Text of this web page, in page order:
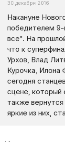
30 декабря 2016
Накануне
победителем 9-
все". На
что к
Урхов, Влад
Курочка,
сегодня
сцене, который
также
яркие из них,